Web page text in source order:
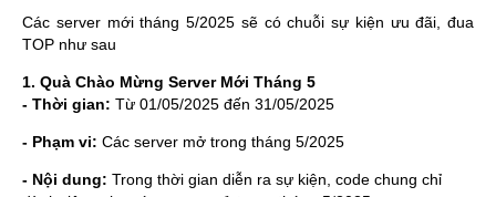
Các server mới tháng 5/2025 sẽ có chuỗi sự kiện ưu đãi, đua
TOP như sau
1. Quà Chào Mừng Server Mới Tháng 5
- Thời gian: Từ 01/05/2025 đến 31/05/2025
- Phạm vi: Các server mở trong tháng 5/2025
- Nội dung: Trong thời gian diễn ra sự kiện, code chung chỉ